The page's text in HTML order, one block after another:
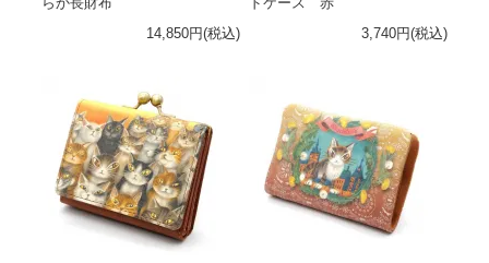
らか長財布
14,850円(税込)
ドケース 赤
3,740円(税込)